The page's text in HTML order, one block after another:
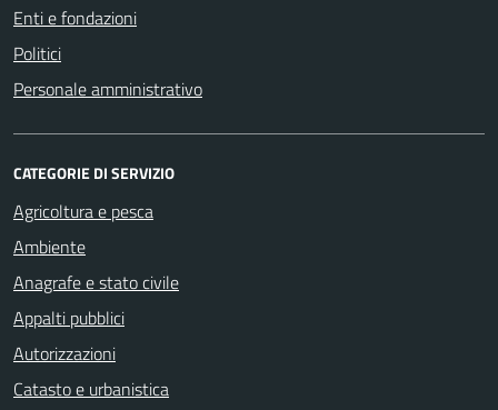
Enti e fondazioni
Politici
Personale amministrativo
CATEGORIE DI SERVIZIO
Agricoltura e pesca
Ambiente
Anagrafe e stato civile
Appalti pubblici
Autorizzazioni
Catasto e urbanistica